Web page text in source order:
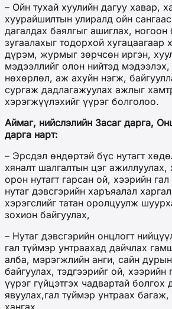
– Ойн тухай хуулийн дагуу хавар,
хуурайшилтын улиралд ойн
дагалдах баялгыг ашиглах,
зугаалахыг тодорхой хугацаагаар
дүрэм, журмыг зөрчсөн иргэн,
мэдээллийг олон нийтэд мэдээлэх,
нөхөрлөл, аж ахуйн нэгж,
сургаж дадлагажуулах ажлыг
хэрэгжүүлэхийг үүрэг болголоо.
Аймаг, нийслэлийн Засаг дарга,
дарга нарт:
– Эрсдэл өндөртэй бүс нутагт
хяналт шалгалтын цэг
орон нутагт гарсан ой, хээрийн
нутаг дэвсгэрийн харъяалал
хэрэгслийг татан оролцуулж
зохион байгуулах,
– Нутаг дэвсгэрийн онцлогт
гал түймэр унтраахад дайчлах
алба, мэрэгжлийн анги, сайн дурын
байгуулах, тэдгээрийг ой, хээрийн
үүрэг гүйцэтгэх чадвартай болгох
явуулах,гал түймэр унтраах багаж,
хангах,